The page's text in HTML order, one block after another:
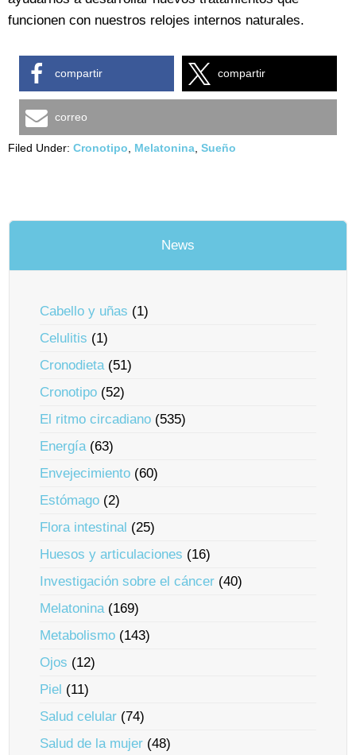
funcionen con nuestros relojes internos naturales.
compartir compartir
correo
Filed Under: Cronotipo Melatonina Sueño
News
Cabello y uñas (1)
Celulitis (1)
Cronodieta(51)
Cronotipo (52)
El ritmo circadiano (535)
Energía(63)
Envejecimiento (60)
Estómago (2)
Flora intestinal (25)
Huesos y articulaciones (16)
Investigación sobre el cáncer (40)
Melatonina(169)
Metabolismo (143)
Ojos (12)
Piel (11)
Salud celular (74)
Salud de la mujer (48)